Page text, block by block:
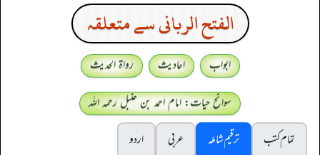
الفتح الربانی سے متعلقہ
ابواب احادیث
رواۃ الحدیث
سوانح حیات: امام احمد بن حنبل رحمہ اللہ
تمام کتب
ترقیم شاملہ عربی
اردو